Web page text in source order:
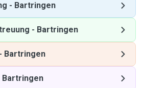
- Bartringen
- Bartringen
- Bartringen
Bartringen